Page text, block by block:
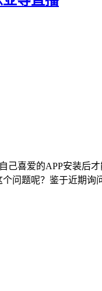
己喜爱的APP安装
题呢？鉴于近期询